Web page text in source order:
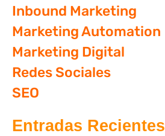
Inbound Marketing
Marketing Automation
Marketing Digital
Redes Sociales
SEO
Entradas Recientes